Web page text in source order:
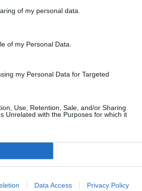
of my personal data.
of my Personal Data.
my Personal Data for Targeted
Use, Retention, Sale, and/or Sharing
Unrelated with the Purposes for which it
Data Access Privacy Policy
Η ΣΥΓΚΑΤΆΘΕΣΉ ΣΑΣ ΓΙΑ ΝΑ ΜΕΤΈΧΕΤΕ ΣΤΗΝ
ΝΑ ΛΑΜΒΆΝΕΤΕ ΜΗΝΎΜΑΤΑ ΚΑΙ ΕΝΗΜΕΡΏΣΕΙΣ
Ή ΚΑΙ ΤΟΥ ΑΡΙΘΜΟΎ ΤΟΥ ΚΙΝΗΤΟΎ ΣΑΣ
ΣΤΟ LINK ΠΟΥ ΑΚΟΛΟΥΘΕΊ. ΣΑΣ